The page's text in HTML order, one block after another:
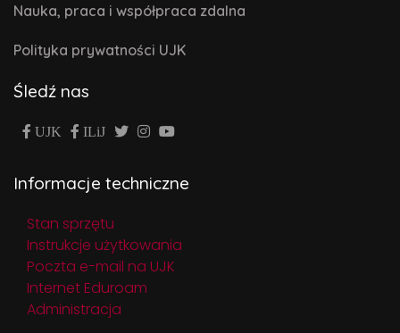
Nauka, praca i współpraca zdalna
Polityka prywatności UJK
Śledź nas
UJK ILiJ
Informacje techniczne
Stan sprzętu
Instrukcje użytkowania
Poczta e-mail na UJK
Internet Eduroam
Administracja